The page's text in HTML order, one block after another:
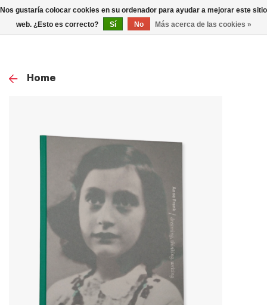
0
Home
Nos gustaría colocar cookies en su ordenador para ayudar a mejorar este sitio
web. ¿Esto es correcto?
Sí No Más acerca de las cookies »